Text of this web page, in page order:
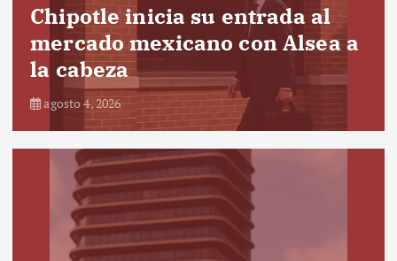
Chipotle inicia su entrada al
mercado mexicano con Alsea a
la cabeza
agosto 4, 2026